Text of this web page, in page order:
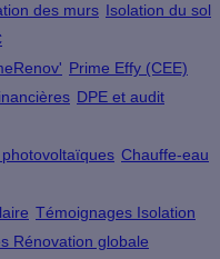
des murs Isolation du sol
Prime Effy (CEE)
DPE et audit
Chauffe-eau
Témoignages Isolation
Rénovation globale